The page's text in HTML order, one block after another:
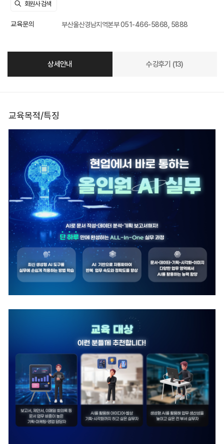
교육문의 부산울산경남지역본부 051-466-5868, 5888
상세안내 수강후기 (13)
교육목적/특징